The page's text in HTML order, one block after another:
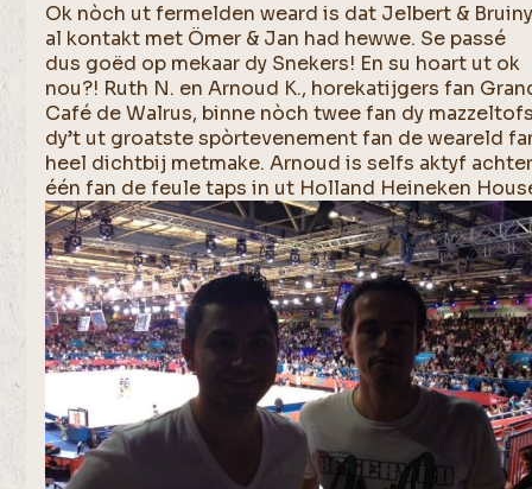
Ok nòch ut fermelden weard is dat Jelbert &
al kontakt met Ömer & Jan had hewwe. Se passé
dus goëd op mekaar dy Snekers! En su hoart ut ok
nou?! Ruth N. en Arnoud K., horekatijgers fan
Café de Walrus, binne nòch twee fan dy
dy’t ut groatste spòrtevenement fan de weareld
heel dichtbij metmake. Arnoud is selfs aktyf
één fan de feule taps in ut Holland Heineken